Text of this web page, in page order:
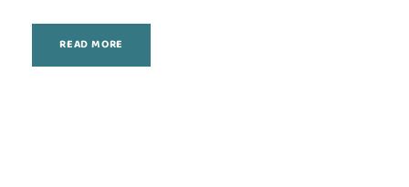
READ MORE